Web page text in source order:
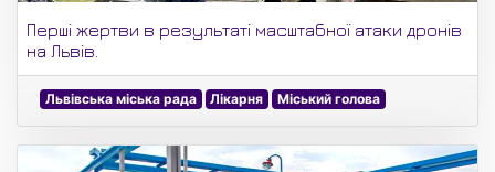
Перші жертви в результаті масштабної атаки дронів
на Львів.
Львівська міська рада Лікарня Міський голова